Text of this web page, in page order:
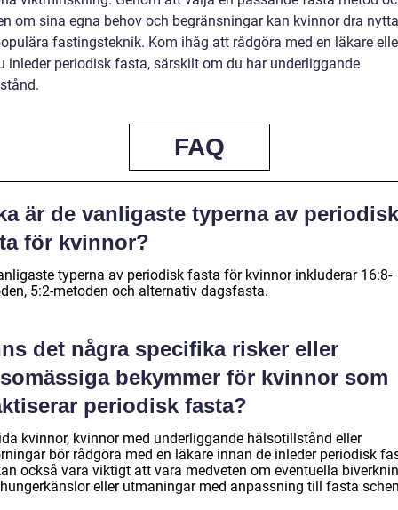
om sina egna behov och begränsningar kan kvinnor dra
fastingsteknik. Kom ihåg att rådgöra med en läkare
inleder periodisk fasta, särskilt om du har underliggande
FAQ
är de vanligaste typerna av periodisk
för kvinnor?
typerna av periodisk fasta för kvinnor inkluderar 16:8-
5:2-metoden och alternativ dagsfasta.
det några specifika risker eller
bekymmer för kvinnor som
periodisk fasta?
kvinnor, kvinnor med underliggande hälsotillstånd eller
bör rådgöra med en läkare innan de inleder periodisk
också vara viktigt att vara medveten om eventuella
eller utmaningar med anpassning till fasta